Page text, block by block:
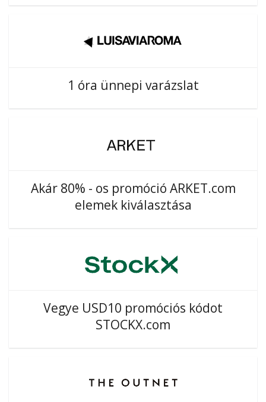
1 óra ünnepi varázslat
Akár 80% - os promóció ARKET.com
elemek kiválasztása
Vegye USD10 promóciós kódot
STOCKX.com